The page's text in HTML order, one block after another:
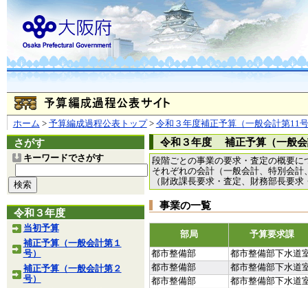
ホーム > 予算編成過程公表トップ> 令和３年度補正予算（一般会計第11
さがす
キーワードでさがす
令和３年度
当初予算
補正予算（一般会計第１
号）
補正予算（一般会計第２
号）
令和３年度 補正予算（一般
段階ごとの事業の要求・査定の概要に
それぞれの会計（一般会計、特別会
（財政課長要求・査定、財務部長要
事業の一覧
部局
予算要求課
都市整備部
都市整備部下水道
都市整備部
都市整備部下水道
都市整備部
都市整備部下水道